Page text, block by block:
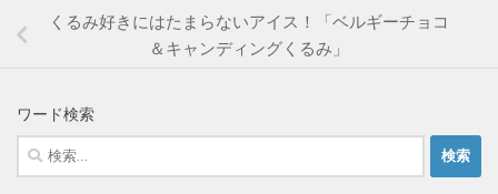
くるみ好きにはたまらないアイス！「ベルギーチョコ
＆キャンディングくるみ」
ワード検索
検
索: